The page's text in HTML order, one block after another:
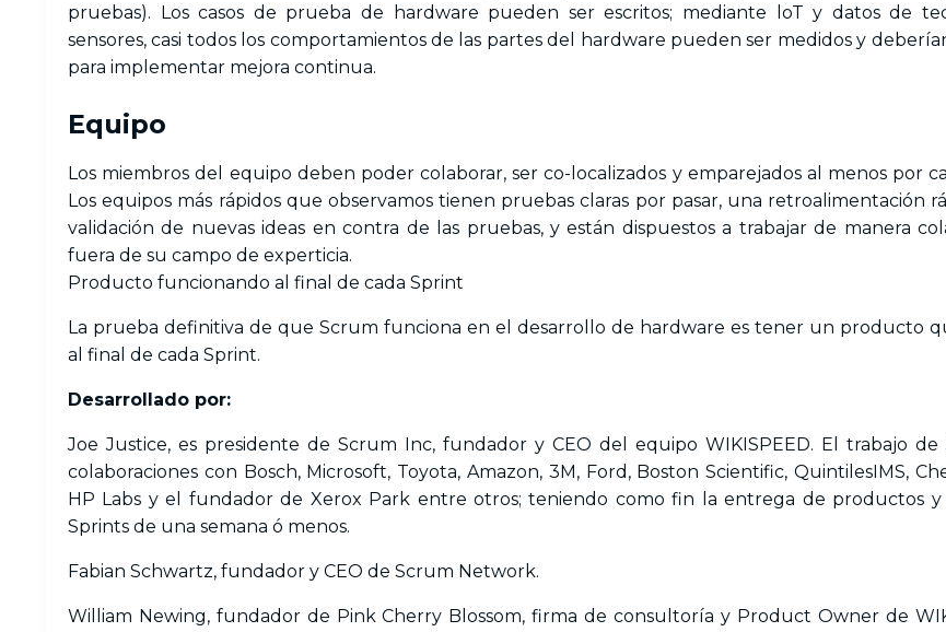
pruebas). Los casos de prueba de hardware pueden ser escritos; mediante loT y datos de
sensores, casi todos los comportamientos de las partes del hardware pueden ser medidos y
para implementar mejora continua.
Equipo
Los miembros del equipo deben poder colaborar, ser co-localizados y emparejados al menos por
Los equipos más rápidos que observamos tienen pruebas claras por pasar, una retroalimentación
validación de nuevas ideas en contra de las pruebas, y están dispuestos a trabajar de manera
fuera de su campo de experticia.
Producto funcionando al final de cada Sprint
La prueba definitiva de que Scrum funciona en el desarrollo de hardware es tener un producto
al final de cada Sprint.
Desarrollado por:
Joe Justice, es presidente de Scrum Inc, fundador y CEO del equipo WIKISPEED. El trabajo de
colaboraciones con Bosch, Microsoft, Toyota, Amazon, 3M, Ford, Boston Scientific, QuintilesIMS,
HP Labs y el fundador de Xerox Park entre otros; teniendo como fin la entrega de productos y
Sprints de una semana ó menos.
Fabian Schwartz, fundador y CEO de Scrum Network.
William Newing, fundador de Pink Cherry Blossom, firma de consultoría y Product Owner de